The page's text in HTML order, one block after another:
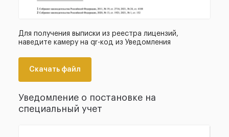
Для получения выписки из реестра лицензий,
наведите камеру на qr-код из Уведомления
Скачать файл
Уведомление о постановке на
специальный учет